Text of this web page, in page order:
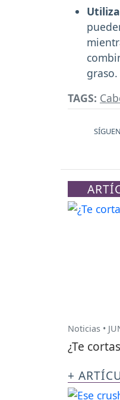
graso.
TAGS:
Noticias •
¿Te
+